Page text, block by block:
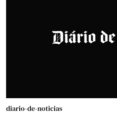
diario-de-noticias